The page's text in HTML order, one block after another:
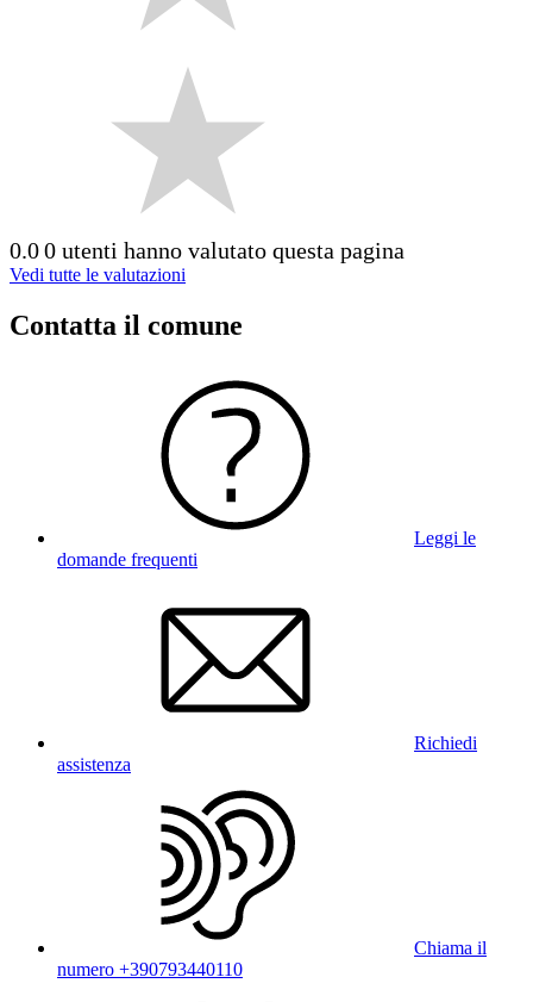
0.00 utenti hanno valutato questa pagina
Vedi tutte le valutazioni
Contatta il comune
Leggi le
domande frequenti
Richiedi
assistenza
Chiama il
numero +390793440110